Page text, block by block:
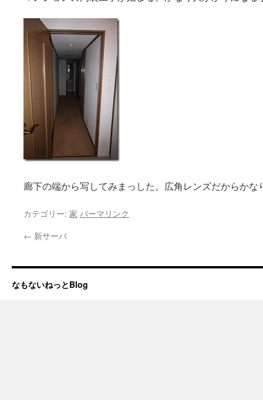
廊下の端から写してみまっした。広角レンズだからかな
カテゴリー: 家 パーマリンク
← 新サーバ
なもないねっとBlog